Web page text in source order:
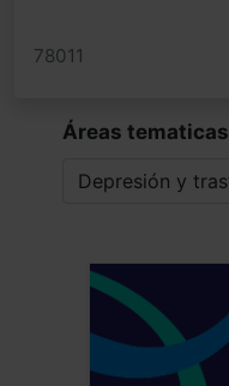
78011
Áreas tematicas